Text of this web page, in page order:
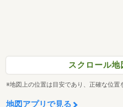
スクロール地
※地図上の位置は目安であり、正確な位置
地図アプリで見る